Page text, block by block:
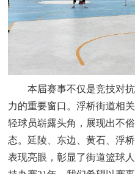
本届赛事不仅是竞技对
力的重要窗口。浮桥街道相
轻球员崭露头角，展现出不
态。延陵、东边、黄石、浮
表现亮眼，彰显了街道篮球